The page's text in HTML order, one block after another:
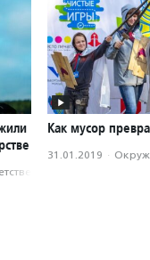
Как мусор
31.01.2019 ·